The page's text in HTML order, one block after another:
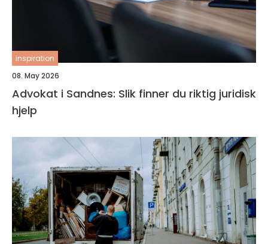
inspiration
08. May 2026
Advokat i Sandnes: Slik finner du riktig juridisk
hjelp